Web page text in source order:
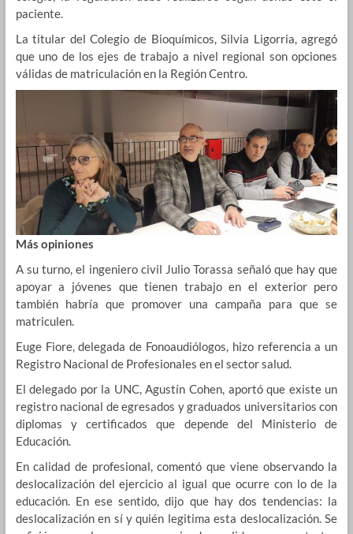
paciente.
La titular del Colegio de Bioquímicos, Silvia Ligorria, agregó
que uno de los ejes de trabajo a nivel regional son opciones
válidas de matriculación en la Región Centro.
Más opiniones
A su turno, el ingeniero civil Julio Torassa señaló que hay que
apoyar a jóvenes que tienen trabajo en el exterior pero
también habría que promover una campaña para que se
matriculen.
Euge Fiore, delegada de Fonoaudiólogos, hizo referencia a un
Registro Nacional de Profesionales en el sector salud.
El delegado por la UNC, Agustín Cohen, aportó que existe un
registro nacional de egresados y graduados universitarios con
diplomas y certificados que depende del Ministerio de
Educación.
En calidad de profesional, comentó que viene observando la
deslocalización del ejercicio al igual que ocurre con lo de la
educación. En ese sentido, dijo que hay dos tendencias: la
deslocalización en sí y quién legitima esta deslocalización. Se